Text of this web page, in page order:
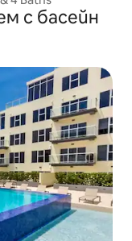
с басейн